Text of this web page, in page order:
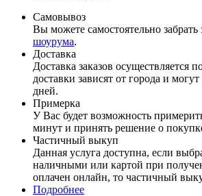
Самовывоз
Вы можете самостоятельно забрать
шоурума.
Доставка
Доставка заказов осуществляется
доставки зависят от города и
дней.
Примерка
У Вас будет возможность
минут и принять решение о
Частичный выкуп
Данная услуга доступна, если
наличными или картой при
оплачен онлайн, то частичный
Подробнее